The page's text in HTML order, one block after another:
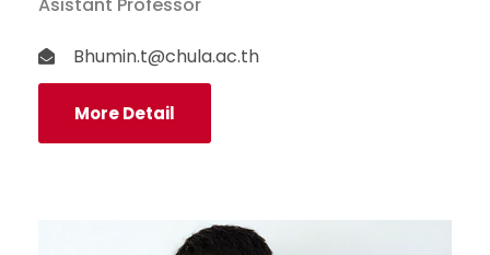
Bhumin.t@chula.ac.th
More Detail